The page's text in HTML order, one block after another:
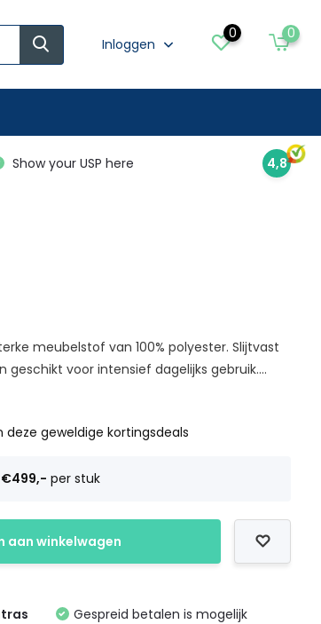
Inloggen
0 0
Show your USP here 4,8
meubelstof van 100% polyester. Slijtvast
voor intensief dagelijks gebruik....
deze geweldige kortingsdeals
€499,- per stuk
aan winkelwagen
Gespreid betalen is mogelijk